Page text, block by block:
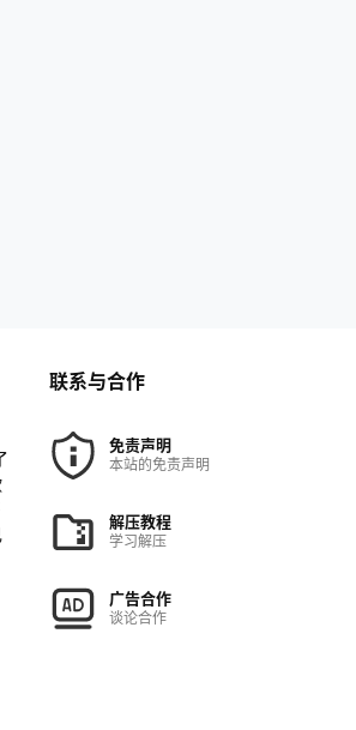
联系与合作
免责声明
本站的免责声明
解压教程
学习解压
广告合作
谈论合作